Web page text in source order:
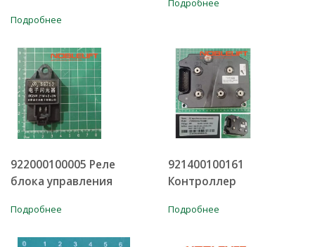
Подробнее
Подробнее
922000100005 Реле
блока управления
Подробнее
921400100161
Контроллер
Подробнее